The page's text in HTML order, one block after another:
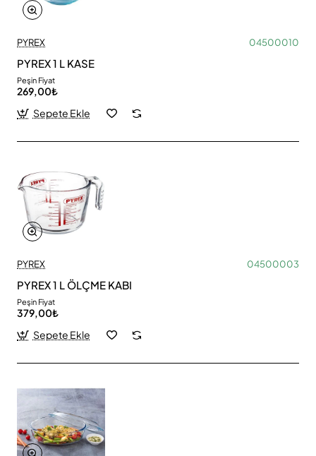
PYREX 04500010
PYREX 1 L KASE
Peşin Fiyat
269,00₺
Sepete Ekle
PYREX 04500003
PYREX 1 L ÖLÇME KABI
Peşin Fiyat
379,00₺
Sepete Ekle